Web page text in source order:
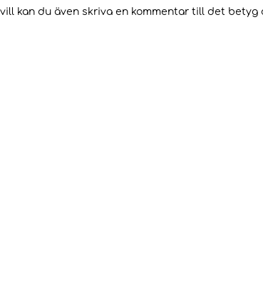
kan du även skriva en kommentar till det